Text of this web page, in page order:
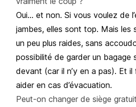
Oui… et non. Si vous voulez de
jambes, elles sont top. Mais les
un peu plus raides, sans
possibilité de garder un bagage
devant (car il n’y en a pas). Et
aider en cas d’évacuation.
Peut-on changer de siège